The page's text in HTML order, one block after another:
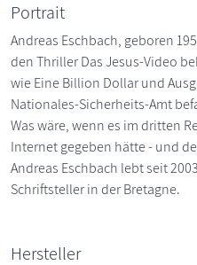
Portrait
Andreas Eschbach, geboren
den Thriller Das Jesus-Video
wie Eine Billion Dollar und
Nationales-Sicherheits-Amt
Was wäre, wenn es im dritten
Internet gegeben hätte - und
Andreas Eschbach lebt seit
Schriftsteller in der Bretagne.
Hersteller